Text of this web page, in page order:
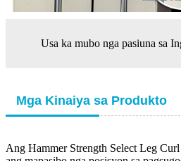
Usa ka mubo nga pasiuna sa
Mga Kinaiya sa Produkto
Ang Hammer Strength Select Leg